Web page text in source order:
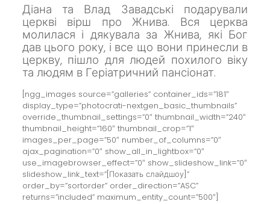
Діана та Влад Завадські подарували
церкві вірш про Жнива. Вся церква
молилася і дякувала за Жнива, які Бог
дав цього року, і все що вони принесли в
церкву, пішло для людей похилого віку
та людям в Геріатричний пансіонат.
[ngg_images source=”galleries” container_ids=”181″
display_type=”photocrati-nextgen_basic_thumbnails”
override_thumbnail_settings=”0″ thumbnail_width=”240″
thumbnail_height=”160″ thumbnail_crop=”1″
images_per_page=”50″ number_of_columns=”0″
ajax_pagination=”0″ show_all_in_lightbox=”0″
use_imagebrowser_effect=”0″ show_slideshow_link=”0″
slideshow_link_text=”[Показать слайдшоу]”
order_by=”sortorder” order_direction=”ASC”
returns=”included” maximum_entity_count=”500″]